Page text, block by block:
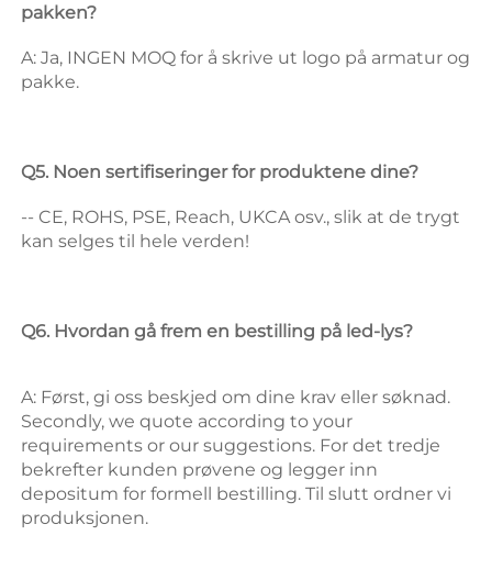
pakken?
A: Ja, INGEN MOQ for å skrive ut logo på armatur og
pakke.
Q5. Noen sertifiseringer for produktene dine?
-- CE, ROHS, PSE, Reach, UKCA osv., slik at de trygt
kan selges til hele verden!
Q6. Hvordan gå frem en bestilling på led-lys?
Secondly, we quote according to your
requirements or our suggestions. For det tredje
bekrefter kunden prøvene og legger inn
depositum for formell bestilling. Til slutt ordner vi
produksjonen.